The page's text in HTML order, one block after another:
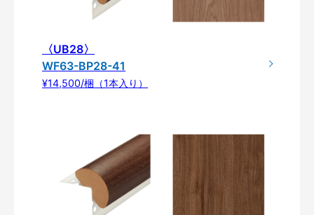
〈UB28〉
WF63-BP28-41
¥14,500/梱（1本入り）